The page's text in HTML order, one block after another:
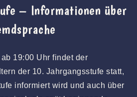
– Informationen über
19:00 Uhr findet der
der 10. Jahrgangsstufe statt,
informiert wird und auch über